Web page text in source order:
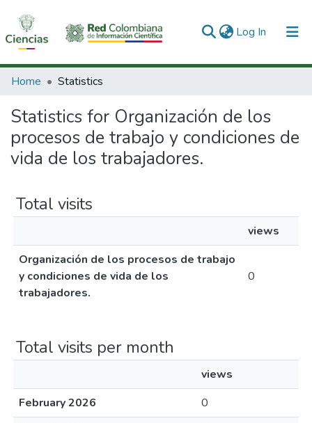
Log In (current)
Communities & Collections
All of DSpace
Home Statistics
Statistics for Organización de los
procesos de trabajo y condiciones de
vida de los trabajadores.
Total visits
views
Organización de los procesos de trabajo
y condiciones de vida de los
trabajadores.
0
Total visits per month
views
February 2026
0